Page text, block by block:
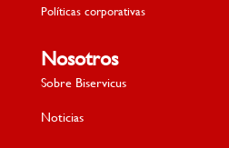
Políticas corporativas
Nosotros
Sobre Biservicus
Noticias